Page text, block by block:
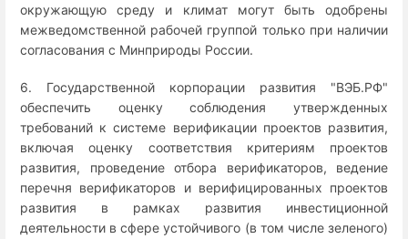
окружающую среду и климат могут быть одобрены
межведомственной рабочей группой только при наличии
согласования с Минприроды России.
6. Государственной корпорации развития "ВЭБ.РФ"
обеспечить оценку соблюдения утвержденных
требований к системе верификации проектов развития,
включая оценку соответствия критериям проектов
развития, проведение отбора верификаторов, ведение
перечня верификаторов и верифицированных проектов
развития в рамках развития инвестиционной
деятельности в сфере устойчивого (в том числе зеленого)